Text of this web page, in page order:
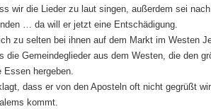
wir die Lieder zu laut singen, außerdem sei
… da will er jetzt eine Entschädigung.
zu selten bei ihnen auf dem Markt im Westen
Gemeindeglieder aus dem Westen, die den
Essen hergeben.
dass er von den Aposteln oft nicht gegrüßt
kommt.